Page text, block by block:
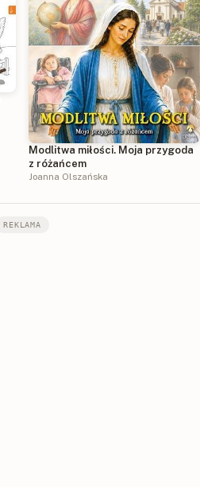
Modlitwa miłości. Moja przygoda
z różańcem
Joanna Olszańska
REKLAMA